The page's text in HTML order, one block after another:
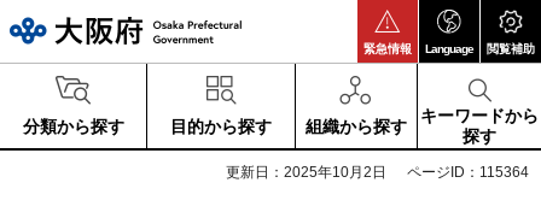
緊急情報 Language 閲覧補助
分類から探す 目的から探す 組織から探す
キーワードから
探す
更新日：2025年10月2日 ページID：115364